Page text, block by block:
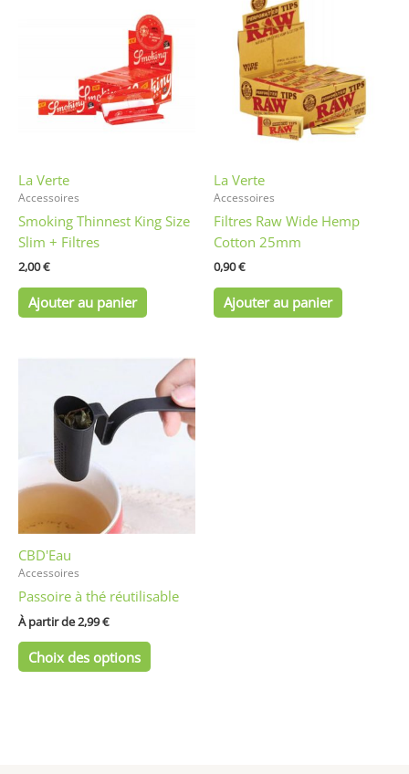
La Verte
Accessoires
Smoking Thinnest King Size
Slim + Filtres
2,00€
Ajouter au panier
La Verte
Accessoires
Filtres Raw Wide Hemp
Cotton 25mm
0,90€
Ajouter au panier
CBD'Eau
Accessoires
Passoire à thé réutilisable
À partir de 2,99€
Choix des options
produit
a
plusieurs
options
peuvent
être
la
du